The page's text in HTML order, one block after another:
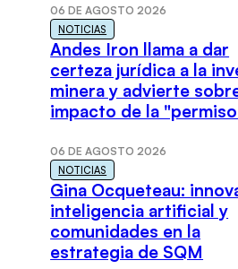
06 DE AGOSTO 2026
NOTICIAS
Andes Iron llama a dar
certeza jurídica a la
minera y advierte
impacto de la
06 DE AGOSTO 2026
NOTICIAS
Gina Ocqueteau:
inteligencia artificial y
comunidades en la
estrategia de SQM